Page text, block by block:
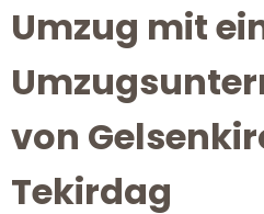
Umzug mit
von
Tekirdag